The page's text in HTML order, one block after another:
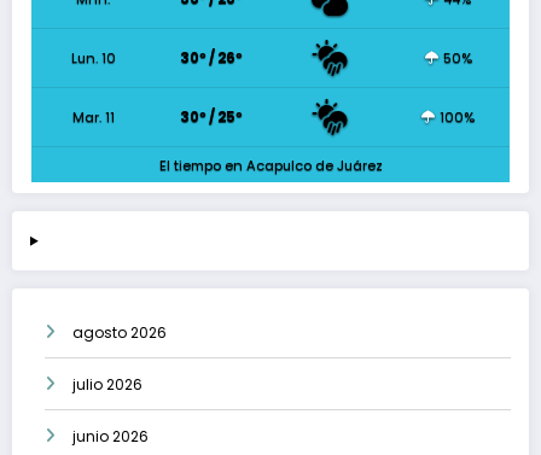
Lun. 10 30º / 26º 50%
Mar. 11 30º / 25º 100%
El tiempo en Acapulco de Juárez
agosto 2026
julio 2026
junio 2026